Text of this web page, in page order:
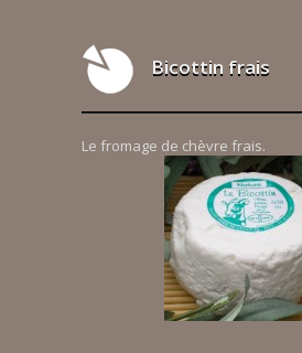
Bicottin frais
Le fromage de chèvre frais.